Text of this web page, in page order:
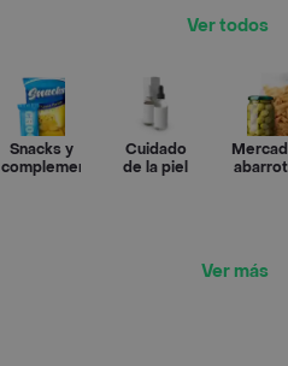
Ver todos
Snacks y
complementos
Cuidado
de la piel
Ver más